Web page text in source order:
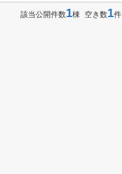
該当公開件数1棟 空き数1件